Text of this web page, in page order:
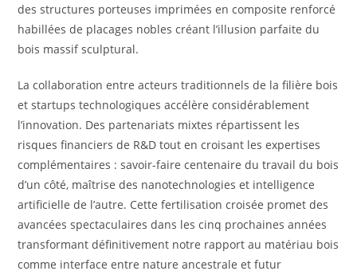
des structures porteuses imprimées en composite renforcé
habillées de placages nobles créant l’illusion parfaite du
bois massif sculptural.
La collaboration entre acteurs traditionnels de la filière bois
et startups technologiques accélère considérablement
l’innovation. Des partenariats mixtes répartissent les
risques financiers de R&D tout en croisant les expertises
complémentaires : savoir-faire centenaire du travail du bois
d’un côté, maîtrise des nanotechnologies et intelligence
artificielle de l’autre. Cette fertilisation croisée promet des
avancées spectaculaires dans les cinq prochaines années
transformant définitivement notre rapport au matériau bois
comme interface entre nature ancestrale et futur